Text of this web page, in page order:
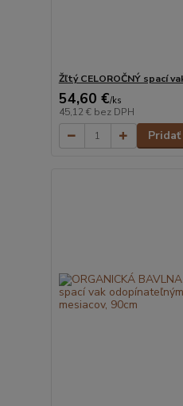
Žľtý CELOROČNÝ spací
54,60 €/ks
45,12 € bez DPH